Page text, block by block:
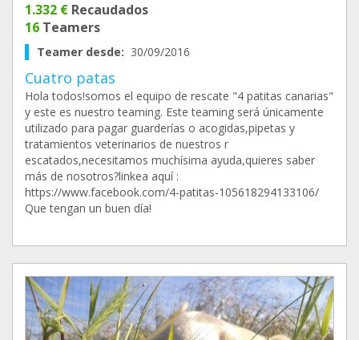
1.332 € Recaudados
16 Teamers
Teamer desde: 30/09/2016
Cuatro patas
Hola todos!somos el equipo de rescate "4 patitas canarias"
y este es nuestro teaming. Este teaming será únicamente
utilizado para pagar guarderías o acogidas,pipetas y
tratamientos veterinarios de nuestros r
escatados,necesitamos muchísima ayuda,quieres saber
más de nosotros?linkea aquí :
https://www.facebook.com/4-patitas-105618294133106/
Que tengan un buen día!